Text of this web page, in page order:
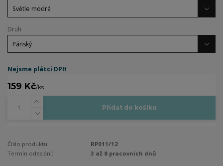
Druh
Nejsme plátci DPH
159 Kč/ks
Přidat do košíku
Číslo produktu:
RP011/12
Termín odeslání:
3 až 8 pracovních dnů